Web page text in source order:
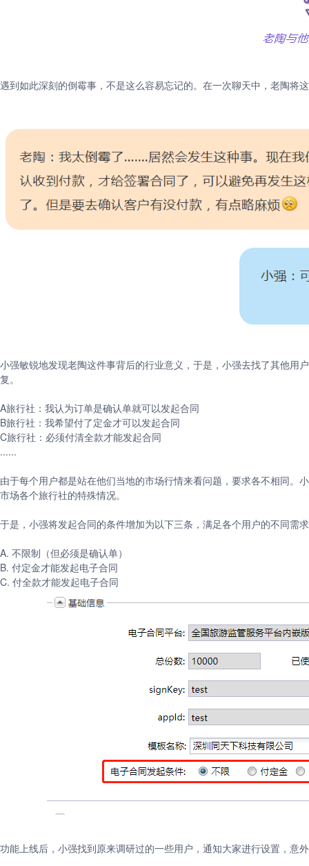
遇到如此深刻的倒霉事，不是这么容易忘记的。在一次聊天中，老陶将
小强敏锐地发现老陶这件事背后的行业意义，于是，小强去找了其他用
复。
A旅行社：我认为订单是确认单就可以发起合同
B旅行社：我希望付了定金才可以发起合同
C旅行社：必须付清全款才能发起合同
......
由于每个用户都是站在他们当地的市场行情来看问题，要求各不相同
市场各个旅行社的特殊情况。
于是，小强将发起合同的条件增加为以下三条，满足各个用户的不同需
A. 不限制（但必须是确认单）
B. 付定金才能发起电子合同
C. 付全款才能发起电子合同
功能上线后，小强找到原来调研过的一些用户，通知大家进行设置，意